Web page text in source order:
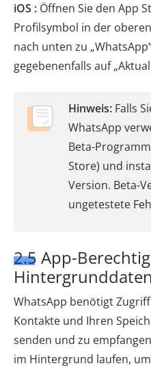
iOS : Öffnen Sie den App
Profilsymbol in der
nach unten zu
gegebenenfalls auf
Hinweis: Falls
WhatsApp
Beta-
Store) und
Version. Beta-
ungetestete
2.5 App-
WhatsApp benötigt
Kontakte und Ihren
senden und zu
im Hintergrund laufen,